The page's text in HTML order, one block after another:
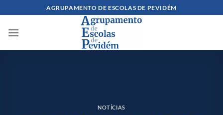
content
AGRUPAMENTO DE ESCOLAS DE PEVIDÉM
NOTÍCIAS